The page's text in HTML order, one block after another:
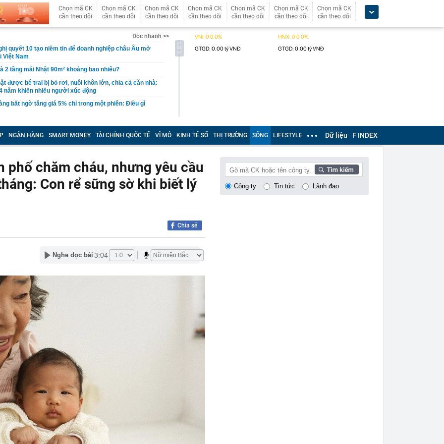
Chọn mã CK
cần theo dõi
Chọn mã CK
cần theo dõi
Chọn mã CK
cần theo dõi
Chọn mã CK
cần theo dõi
Chọn mã CK
cần theo dõi
Chọn mã CK
cần theo dõi
Chọn mã CK
cần theo dõi
Đọc nhanh >>
quyết 10 tạo niềm tin để doanh nghiệp châu Âu mở
Việt Nam
2 tầng mái Nhật 90m² khoảng bao nhiêu?
được bé trai bị bỏ rơi, nuôi khôn lớn, chia cả căn nhà:
năm khiến nhiều người xúc động
bất ngờ tăng giá 5% chỉ trong một phiên: Điều gì
án NGHỈ TẾT NGUYÊN ĐÁN ĐINH MÙI, NGHỈ LỄ
2027
vực, thu giữ 266 hiện vật vàng trị giá hơn 26 tỷ đồng do
thể thay thế trong Doraemon
bị huỷ tư cách công ty đại chúng
từ chức, 'công thần' lâu năm rời tập đoàn thành lập
tỷ đồng tiền mặt cùng 74 kg vàng thỏi tại một căn nhà
xem xét thành lập thành phố Quảng Ninh và thành phố
là mùa thu, hãy nhớ ăn 2 món từ "2 loại rau vàng", nếu
đợi đến năm sau!
hội đồng cổ đông bất thường
hơn 288 nghìn tỷ làm đường Vành đai 5 - Vùng Thủ
tự trả lời trước khi mua vàng
đường hầm Tam Đảo gần 5.800 tỷ đồng
trường dự án nâng cấp sân bay Cà Mau
NGÂN HÀNG SMART MONEY TÀI CHÍNH QUỐC TẾ VĨ MÔ KINH TẾ SỐ THỊ TRƯỜNG SỐNG LIFESTYLE Dữ liệu F INDEX
phố chăm cháu, nhưng yêu cầu
Con rể sững sờ khi biết lý
Chia sẻ
Nghe đọc bài 3:04
Công ty Tin tức Lãnh đạo